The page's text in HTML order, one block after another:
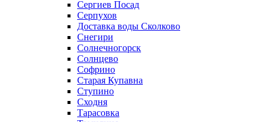
Сергиев Посад
Серпухов
Доставка воды Сколково
Снегири
Солнечногорск
Солнцево
Софрино
Старая Купавна
Ступино
Сходня
Тарасовка